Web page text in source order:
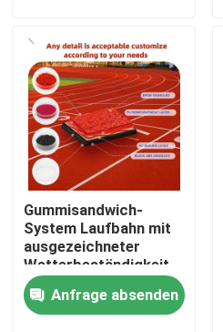
Videos
Über uns
Werksbesichtigung
Qualitätskontrolle
Kontakt
Gummisandwich-
System Laufbahn mit
ausgezeichneter
Wetterbeständigkeit
Anfrage absenden